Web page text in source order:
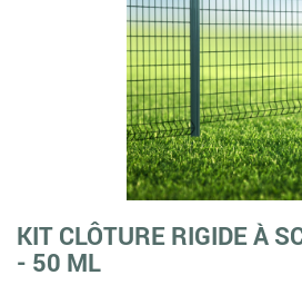
KIT CLÔTURE RIGIDE À
- 50 ML